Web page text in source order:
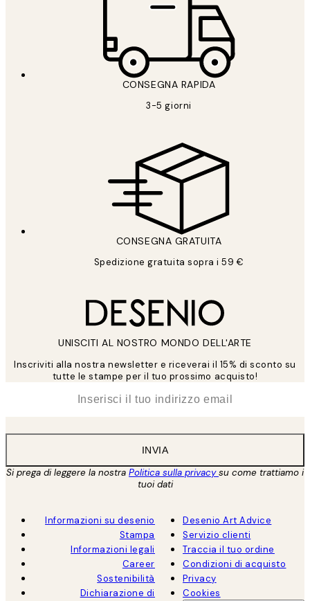
CONSEGNA RAPIDA
3-5 giorni
CONSEGNA GRATUITA
Spedizione gratuita sopra i 59 €
UNISCITI AL NOSTRO MONDO DELL'ARTE
Inscriviti alla nostra newsletter e riceverai il 15% di sconto su
tutte le stampe per il tuo prossimo acquisto!
INVIA
Si prega di leggere la nostra Politica sulla privacysu come trattiamo i
tuoi dati
Informazioni su desenio
Stampa
Informazioni legali
Career
Sostenibilità
Dichiarazione di
Desenio Art Advice
Servizio clienti
Traccia il tuo ordine
Condizioni di acquisto
Privacy
Cookies